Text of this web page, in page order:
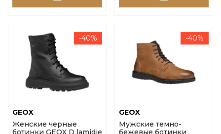
-40%
GEOX
Женские черные
ботинки GEOX D lamidie
-40%
GEOX
Мужские темно-
бежевые ботинки